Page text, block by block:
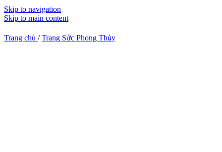
Skip to navigation
Skip to main content
Trang chủ / Trang Sức Phong Thủy